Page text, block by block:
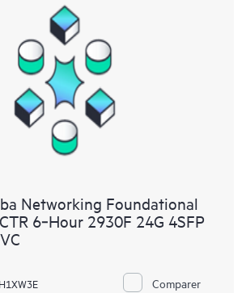
Networking Foundational
6‑Hour 2930F 24G 4SFP
Comparer